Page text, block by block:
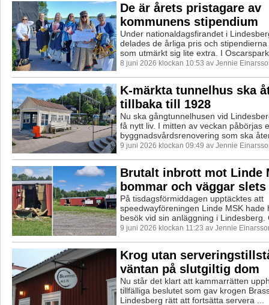
De är årets pristagare av
kommunens stipendium
Under nationaldagsfirandet i
delades de årliga pris och
som utmärkt sig lite extra. I
8 juni 2026 klockan 10:53 av Jennie
K-märkta tunnelhus ska
tillbaka till 1928
Nu ska gångtunnelhusen vid
få nytt liv. I mitten av veckan påbörjas
byggnadsvårdsrenovering som ska
9 juni 2026 klockan 09:49 av Jennie
Brutalt inbrott mot Linde
bommar och väggar
På tisdagsförmiddagen upptäcktes att
speedwayföreningen Linde MSK hade
besök vid sin anläggning i Lindesberg.
9 juni 2026 klockan 11:23 av Jennie
Krog utan
väntan på slutgiltig dom
Nu står det klart att kammarrätten
tillfälliga beslutet som gav krogen
Lindesberg rätt att fortsätta servera ...